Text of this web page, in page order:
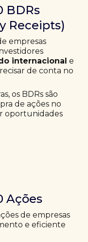
BDRs
Receipts)
empresas
internacional e
de conta no
os BDRs são
de ações no
oportunidades
Ações
de empresas
e eficiente